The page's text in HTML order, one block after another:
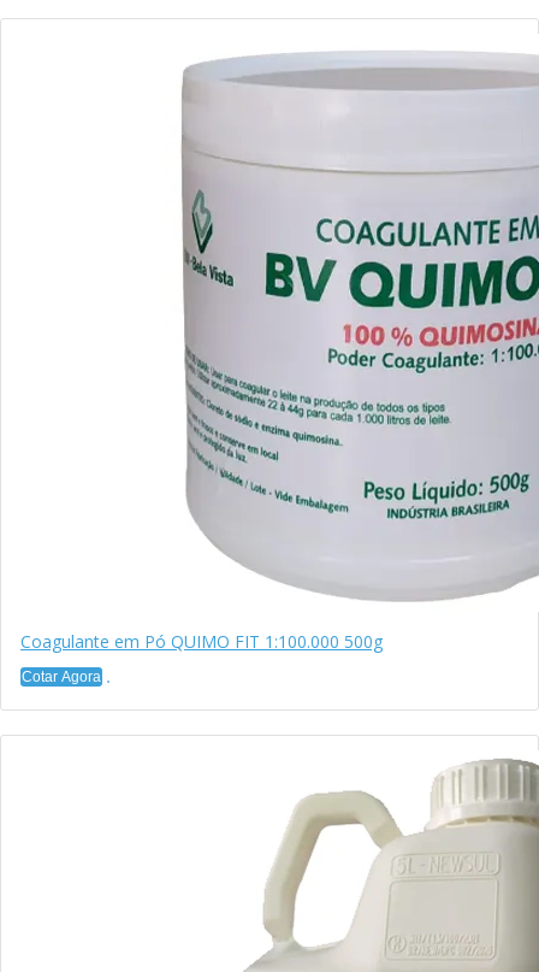
Coagulante em Pó QUIMO FIT 1:100.000 500g
Cotar Agora